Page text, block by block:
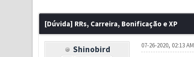
[Dúvida] RRs, Carreira, Bonificação e XP
Shinobird 07-26-2020, 02:13 AM